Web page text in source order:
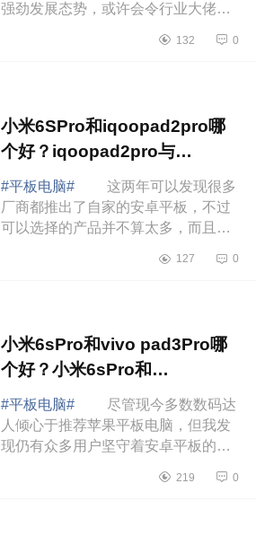
强劲发展态势，或许会令行业大佬们
为MatePadAir值得买吗？华为
132 0
小米6SPro和iqoopad2pro哪
个好？iqoopad2pro与
vivopad3pro选哪个
#平板电脑#
这两年可以发现很多
厂商都推出了自家的安卓平板，不过
可以选择的产品并不算太多，而且想
少了，下面小编为大家介绍下小米
127 0
小米6sPro和vivo pad3Pro哪
个好？小米6sPro和
vivopad3Pro选哪个
#平板电脑#
尽管现今多数数码达
人倾心于推荐苹果平板电脑，但我发
现仍有众多用户坚守着安卓平板的阵
下小米6sPro和vivopad3Pro哪个好？
219 0